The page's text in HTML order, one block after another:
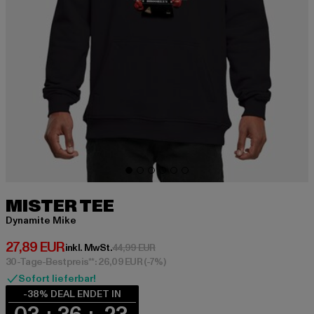
MISTER TEE
Dynamite Mike
27,89 EUR
Derzeitiger Preis: 27,89 EUR
inkl. MwSt.44,99 EURAktionspreis: 44,99 EUR
30-Tage-Bestpreis**: 26,09 EUR(-7%)
Sofort lieferbar!
-38% DEAL ENDET IN